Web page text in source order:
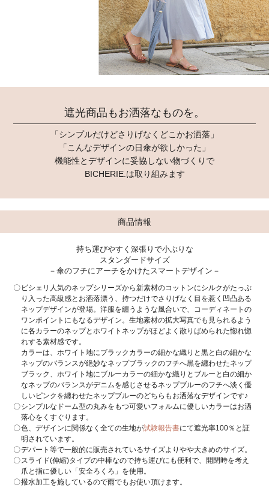
遮光商品もお洒落なものを。
「シンプルだけどさりげなくどこかお洒落」
「こんなデザインの日傘が欲しかった」
機能性とデザインに妥協しない物づくりで
BICHERIE.は取り組みます
商品情報
持ち運びやすく深張りで小ぶりな
スタンダードサイズ
－傘のフチにアーチをかけたスマートデザイン－
ビシェリ人気のネップシリーズから新素材のコットンにシルクがたっぷ
り入った高級感とお洒落漂う、持つだけでさりげなく目を惹く凹凸ある
ネップデザインが登場。洋服を纏うような風合いで、コーディネートの
ワンポイントにもなるデザイン。生地素材の拡大写真でも見られるよう
に各カラーのネップとホワイトネップがほどよく散りばめられた惚れ惚
れする素材感です。
カラーは、ホワイト地にブラックカラーの細かな織りと黒と白の細かな
ネップのバランスが絶妙なネップブラックのフチへ黒を纏わせたネップ
ブラック、ホワイト地にブルーカラーの細かな織りとブルーと白の細か
なネップのバランスがデニムを感じさせるネップブルーのフチへ淡く優
しいピンクを纏わせたネップブルーのどちらもお洒落なデザインです♪
シンプルなドーム型の丸みをもつ可愛いフォルムに優しいカラーはお洒
落心をくすぐります。
色、デザインに関係なく全ての生地が試験報告書にて遮光率100％と証
明されています。
デパート等で一般的に販売されているサイズよりやや大きめのサイズ。
スライド(伸縮)タイプの中棒なので持ち運びにも便利で、開閉時を考え
爪と指に優しい「安全ろくろ」を使用。
撥水加工を施しているので雨でもお使い頂けます。